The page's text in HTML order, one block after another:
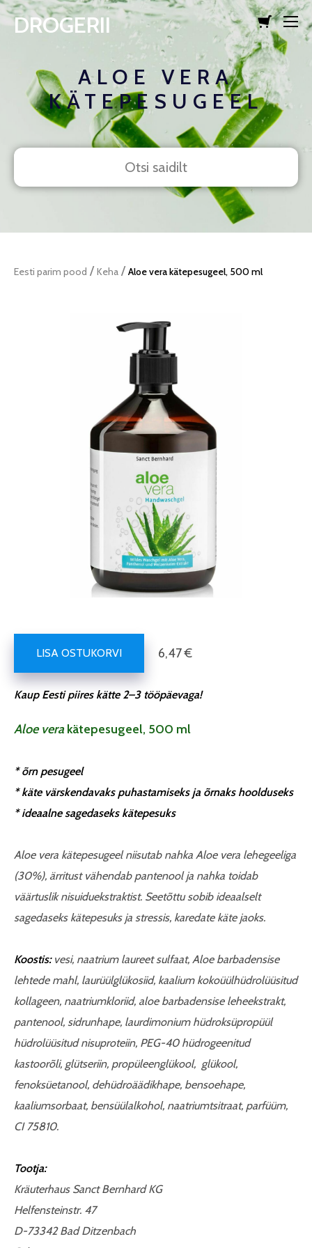
lisati ostukorvi. Vaata ostukorvi
DROGERII
ALOE VERA
KÄTEPESUGEEL
Eesti parim pood / Keha / Aloe vera kätepesugeel, 500 ml
LISA OSTUKORVI 6,47 €
Kaup Eesti piires kätte 2–3 tööpäevaga!
Aloe vera kätepesugeel, 500 ml
* õrn pesugeel
* käte värskendavaks puhastamiseks ja õrnaks hoolduseks
* ideaalne sagedaseks kätepesuks
Aloe vera kätepesugeel niisutab nahka Aloe vera lehegeeliga
(30%), ärritust vähendab pantenool ja nahka toidab
väärtuslik nisuiduekstraktist. Seetõttu sobib ideaalselt
sagedaseks kätepesuks ja stressis, karedate käte jaoks.
Koostis:vesi, naatrium laureet sulfaat, Aloe barbadensise
lehtede mahl, laurüülglükosiid, kaalium kokoüülhüdrolüüsitud
kollageen, naatriumkloriid, aloe barbadensise leheekstrakt,
pantenool, sidrunhape, laurdimonium hüdroksüpropüül
hüdrolüüsitud nisuproteiin, PEG-40 hüdrogeenitud
kastoorõli, glütseriin, propüleenglükool, glükool,
fenoksüetanool, dehüdroäädikhape, bensoehape,
kaaliumsorbaat, bensüülalkohol, naatriumtsitraat, parfüüm,
CI 75810.
Tootja:
Kräuterhaus Sanct Bernhard KG
Helfensteinstr. 47
D-73342 Bad Ditzenbach